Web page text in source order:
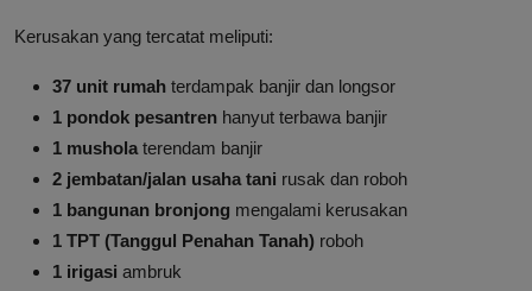
Kerusakan yang tercatat meliputi:
37 unit rumah terdampak banjir dan longsor
1 pondok pesantren hanyut terbawa banjir
1 mushola terendam banjir
2 jembatan/jalan usaha tani rusak dan roboh
1 bangunan bronjong mengalami kerusakan
1 TPT (Tanggul Penahan Tanah) roboh
1 irigasi ambruk